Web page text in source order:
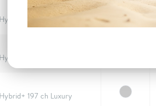
197 ch Luxury
197 ch Luxury
197 ch Luxury